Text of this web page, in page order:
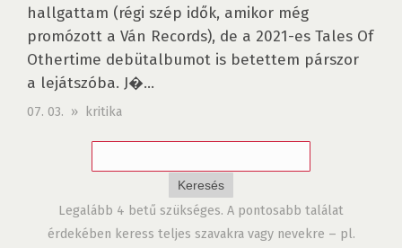
hallgattam (régi szép idők, amikor még
promózott a Ván Records), de a 2021-es Tales Of
Othertime debütalbumot is betettem párszor
a lejátszóba. J�...
07. 03. » kritika
Legalább 4 betű szükséges. A pontosabb találat
érdekében keress teljes szavakra vagy nevekre – pl.